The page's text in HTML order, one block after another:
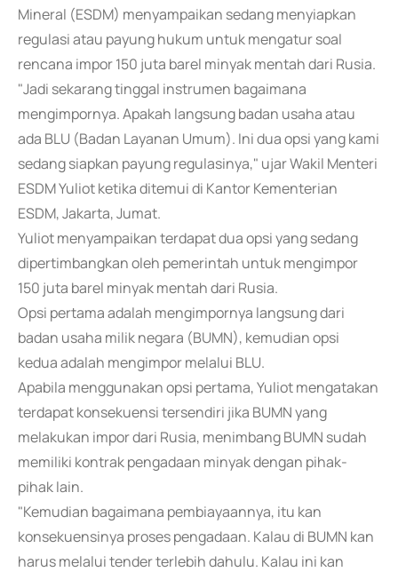
Mineral (ESDM) menyampaikan sedang menyiapkan
regulasi atau payung hukum untuk mengatur soal
rencana impor 150 juta barel minyak mentah dari Rusia.
"Jadi sekarang tinggal instrumen bagaimana
mengimpornya. Apakah langsung badan usaha atau
ada BLU (Badan Layanan Umum). Ini dua opsi yang kami
sedang siapkan payung regulasinya," ujar Wakil Menteri
ESDM Yuliot ketika ditemui di Kantor Kementerian
ESDM, Jakarta, Jumat.
Yuliot menyampaikan terdapat dua opsi yang sedang
dipertimbangkan oleh pemerintah untuk mengimpor
150 juta barel minyak mentah dari Rusia.
Opsi pertama adalah mengimpornya langsung dari
badan usaha milik negara (BUMN), kemudian opsi
kedua adalah mengimpor melalui BLU.
Apabila menggunakan opsi pertama, Yuliot mengatakan
terdapat konsekuensi tersendiri jika BUMN yang
melakukan impor dari Rusia, menimbang BUMN sudah
memiliki kontrak pengadaan minyak dengan pihak-
pihak lain.
"Kemudian bagaimana pembiayaannya, itu kan
konsekuensinya proses pengadaan. Kalau di BUMN kan
harus melalui tender terlebih dahulu. Kalau ini kan